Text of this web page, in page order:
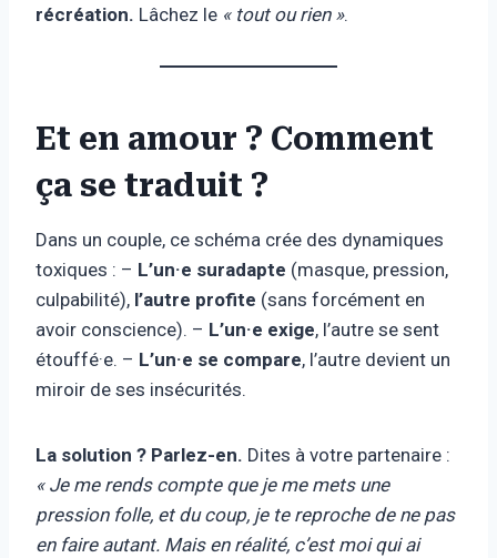
récréation. Lâchez le « tout ou rien ».
Et en amour ? Comment
ça se traduit ?
Dans un couple, ce schéma crée des dynamiques
toxiques : – L’un·e suradapte (masque, pression,
culpabilité), l’autre profite (sans forcément en
avoir conscience). – L’un·e exige, l’autre se sent
étouffé·e. – L’un·e se compare, l’autre devient un
miroir de ses insécurités.
La solution ? Parlez-en. Dites à votre partenaire :
« Je me rends compte que je me mets une
pression folle, et du coup, je te reproche de ne pas
en faire autant. Mais en réalité, c’est moi qui ai